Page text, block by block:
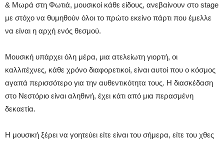
& Μωρά στη Φωτιά, μουσικοί κάθε είδους, ανεβαίνουν στο stage
με στόχο να θυμηθούν όλοι το πρώτο εκείνο πάρτι που έμελλε
να είναι η αρχή ενός θεσμού.
Μουσική υπάρχει όλη μέρα, μια ατελείωτη γιορτή, οι
καλλιτέχνες, κάθε χρόνο διαφορετικοί, είναι αυτοί που ο κόσμος
αγαπά περισσότερο για την αυθεντικότητα τους. Η διασκέδαση
στο Νεστόριο είναι αληθινή, έχει κάτι από μια περασμένη
δεκαετία.
Η μουσική ξέρει να γοητεύει είτε είναι του σήμερα, είτε του χθες